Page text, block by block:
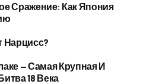
Сражение: Как Япония
Нарцисс?
— Самая Крупная И
18 Века